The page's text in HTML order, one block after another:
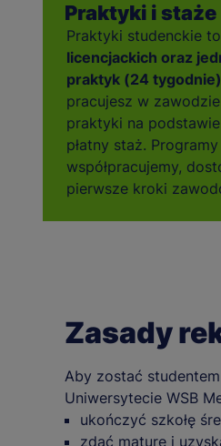
Praktyki i staże
Praktyki studenckie
licencjackich oraz
praktyk (24 tygodnie)
pracujesz w
praktyki na
płatny staż.
współpracujemy,
pierwsze kroki
Zasady
Aby zostać studentem
Uniwersytecie WSB
ukończyć szkołę
zdać maturę i